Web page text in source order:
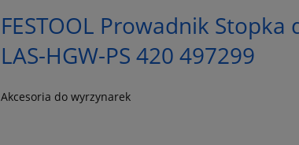
FESTOOL Prowadnik
LAS-HGW-PS 420 497299
Akcesoria do wyrzynarek